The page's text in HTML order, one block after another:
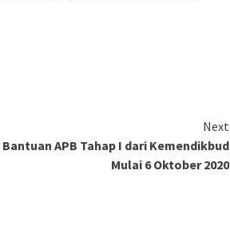
Next
APB Tahap I dari Kemendikbud
Mulai 6 Oktober 2020